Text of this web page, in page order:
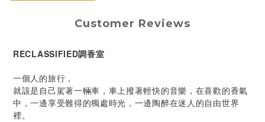
Customer Reviews
RECLASSIFIED調香室
一個人的旅行，
就該是自己駕著一輛車，車上撥著輕快的音樂，在喜歡的香氣
中，一邊享受難得的獨處時光，一邊陶醉在迷人的自由世界
裡。